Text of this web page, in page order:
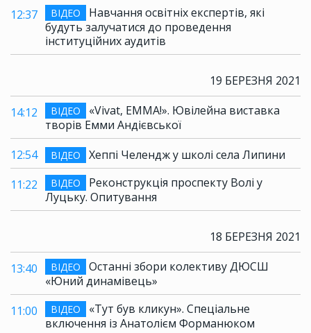
12:37 ВІДЕО
Навчання освітніх експертів, які
будуть залучатися до проведення
інституційних аудитів
19 БЕРЕЗНЯ 2021
14:12 ВІДЕО
«Vivat, ЕММА!». Ювілейна виставка
творів Емми Андієвської
12:54
ВІДЕО
Хеппі Челендж у школі села Липини
11:22
ВІДЕО
Реконструкція проспекту Волі у
Луцьку. Опитування
18 БЕРЕЗНЯ 2021
13:40 ВІДЕО
Останні збори колективу ДЮСШ
«Юний динамівець»
11:00
ВІДЕО
«Тут був кликун». Спеціальне
включення із Анатолієм Форманюком